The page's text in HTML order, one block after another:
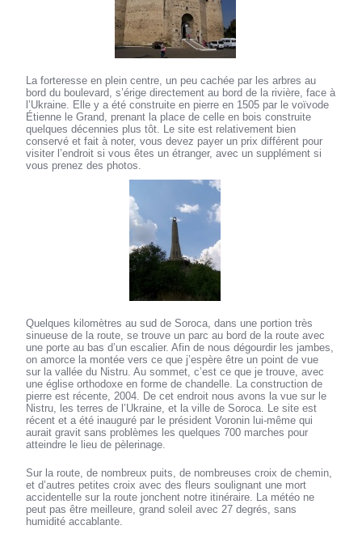
La forteresse en plein centre, un peu cachée par les arbres au
bord du boulevard, s’érige directement au bord de la rivière, face à
l’Ukraine. Elle y a été construite en pierre en 1505 par le voïvode
Étienne le Grand, prenant la place de celle en bois construite
quelques décennies plus tôt. Le site est relativement bien
conservé et fait à noter, vous devez payer un prix différent pour
visiter l’endroit si vous êtes un étranger, avec un supplément si
vous prenez des photos.
Quelques kilomètres au sud de Soroca, dans une portion très
sinueuse de la route, se trouve un parc au bord de la route avec
une porte au bas d’un escalier. Afin de nous dégourdir les jambes,
on amorce la montée vers ce que j’espère être un point de vue
sur la vallée du Nistru. Au sommet, c’est ce que je trouve, avec
une église orthodoxe en forme de chandelle. La construction de
pierre est récente, 2004. De cet endroit nous avons la vue sur le
Nistru, les terres de l’Ukraine, et la ville de Soroca. Le site est
récent et a été inauguré par le président Voronin lui-même qui
aurait gravit sans problèmes les quelques 700 marches pour
atteindre le lieu de pèlerinage.
Sur la route, de nombreux puits, de nombreuses croix de chemin,
et d’autres petites croix avec des fleurs soulignant une mort
accidentelle sur la route jonchent notre itinéraire. La météo ne
peut pas être meilleure, grand soleil avec 27 degrés, sans
humidité accablante.